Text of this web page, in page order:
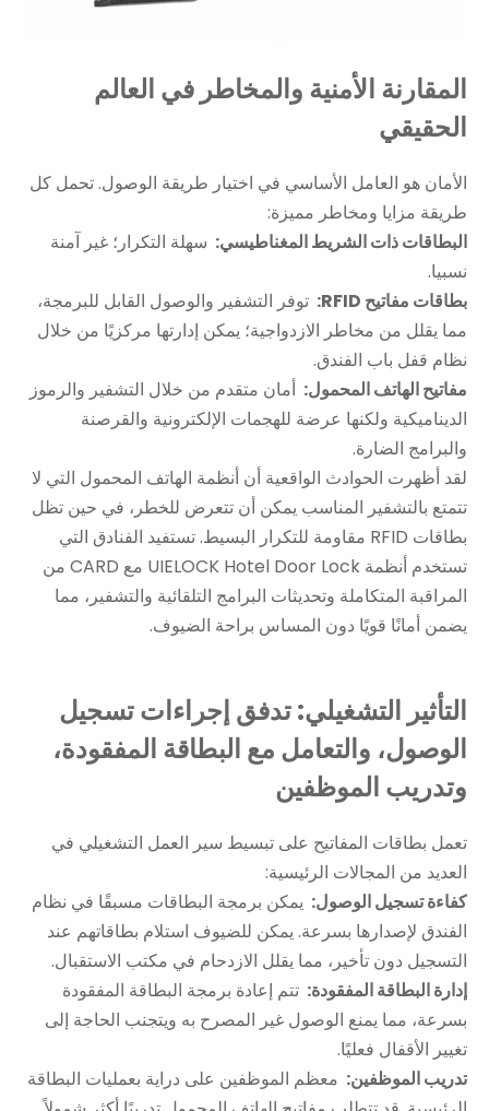
المقارنة الأمنية والمخاطر في العالم
الحقيقي
الأمان هو العامل الأساسي في اختيار طريقة الوصول. تحمل كل
طريقة مزايا ومخاطر مميزة:
البطاقات ذات الشريط المغناطيسي: سهلة التكرار؛ غير آمنة
نسبيا.
بطاقات مفاتيح RFID:
توفر التشفير والوصول القابل للبرمجة،
مما يقلل من مخاطر الازدواجية؛ يمكن إدارتها مركزيًا من خلال
نظام قفل باب الفندق.
مفاتيح الهاتف المحمول: أمان متقدم من خلال التشفير والرموز
الديناميكية ولكنها عرضة للهجمات الإلكترونية والقرصنة
والبرامج الضارة.
لقد أظهرت الحوادث الواقعية أن أنظمة الهاتف المحمول التي لا
تتمتع بالتشفير المناسب يمكن أن تتعرض للخطر، في حين تظل
بطاقات RFID مقاومة للتكرار البسيط. تستفيد الفنادق التي
تستخدم أنظمة UIELOCK Hotel Door Lock مع CARD من
المراقبة المتكاملة وتحديثات البرامج التلقائية والتشفير، مما
يضمن أمانًا قويًا دون المساس براحة الضيوف.
التأثير التشغيلي: تدفق إجراءات تسجيل
الوصول، والتعامل مع البطاقة المفقودة،
وتدريب الموظفين
تعمل بطاقات المفاتيح على تبسيط سير العمل التشغيلي في
العديد من المجالات الرئيسية:
كفاءة تسجيل الوصول: يمكن برمجة البطاقات مسبقًا في نظام
الفندق لإصدارها بسرعة. يمكن للضيوف استلام بطاقاتهم عند
التسجيل دون تأخير، مما يقلل الازدحام في مكتب الاستقبال.
إدارة البطاقة المفقودة: تتم إعادة برمجة البطاقة المفقودة
بسرعة، مما يمنع الوصول غير المصرح به ويتجنب الحاجة إلى
تغيير الأقفال فعليًا.
تدريب الموظفين: معظم الموظفين على دراية بعمليات البطاقة